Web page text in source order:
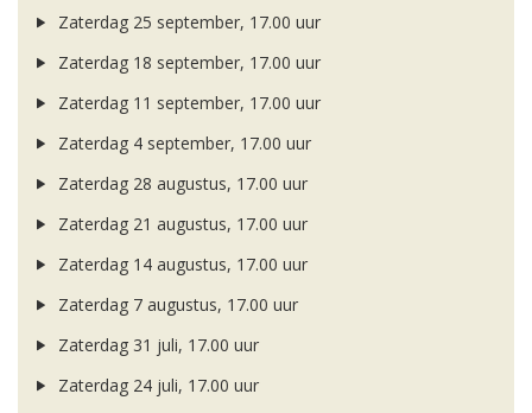
Zaterdag 25 september, 17.00 uur
Zaterdag 18 september, 17.00 uur
Zaterdag 11 september, 17.00 uur
Zaterdag 4 september, 17.00 uur
Zaterdag 28 augustus, 17.00 uur
Zaterdag 21 augustus, 17.00 uur
Zaterdag 14 augustus, 17.00 uur
Zaterdag 7 augustus, 17.00 uur
Zaterdag 31 juli, 17.00 uur
Zaterdag 24 juli, 17.00 uur